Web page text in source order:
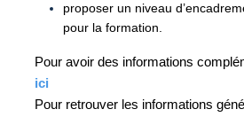
proposer un niveau
pour la formation.
Pour avoir des informations
ici
Pour retrouver les informations